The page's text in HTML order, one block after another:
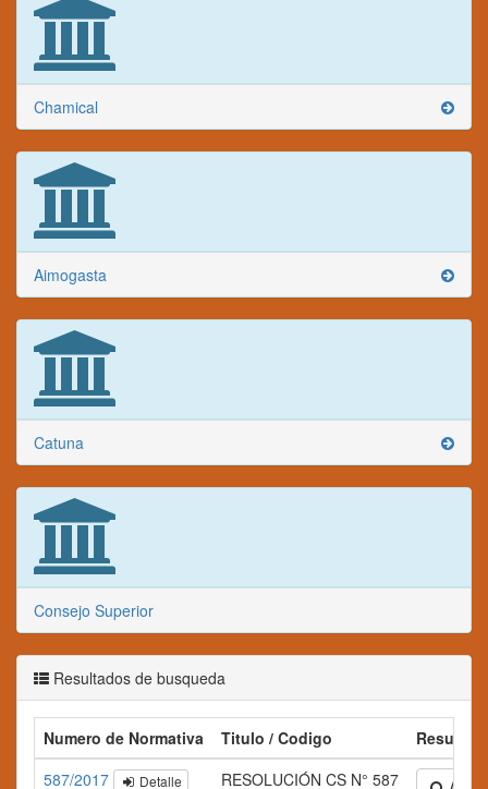
Chamical
Aimogasta
Catuna
Consejo Superior
Resultados de busqueda
Numero de Normativa Titulo / Codigo
Resumen
587/2017
Detalle RESOLUCIÓN CS N° 587